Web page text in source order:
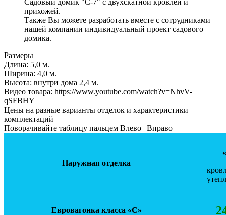
прихожей.
Также Вы можете разработать вместе с сотрудниками
нашей компании индивидуальный проект садового
домика.
Размеры
Длина: 5,0 м.
Ширинa: 4,0 м.
Высота: внутри дома 2,4 м.
Видео товара: https://www.youtube.com/watch?v=NhvV-
qSFBHY
Цены на разные варианты отделок и характеристики
комплектаций
Поворачивайте таблицу пальцем Влево | Вправо
Наружная отделка
Евровагонка класса «С»